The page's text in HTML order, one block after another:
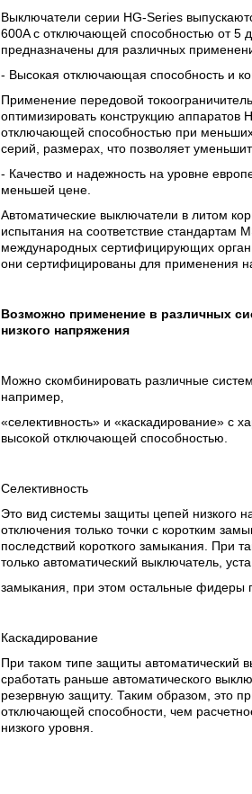
Выключатели серии HG-Series
600A с отключающей способностью от 5
предназначены для различных
- Высокая отключающая способность и
Применение передовой
оптимизировать конструкцию аппаратов
отключающей способностью при
серий, размерах, что позволяет
- Качество и надежность на уровне
меньшей цене.
Автоматические выключатели в литом
испытания на соответствие стандартам
международных сертифицирующих
они сертифицированы для применения
Возможно применение в различных
низкого напряжения
Можно скомбинировать различные
например,
«селективность» и «каскадирование» с
высокой отключающей способностью.
Селективность
Это вид системы защиты цепей низкого
отключения только точки с коротким
последствий короткого замыкания. При
только автоматический выключатель,
замыкания, при этом остальные фидеры
Каскадирование
При таком типе защиты автоматический
сработать раньше автоматического
резервную защиту. Таким образом, это
отключающей способности, чем
низкого уровня.